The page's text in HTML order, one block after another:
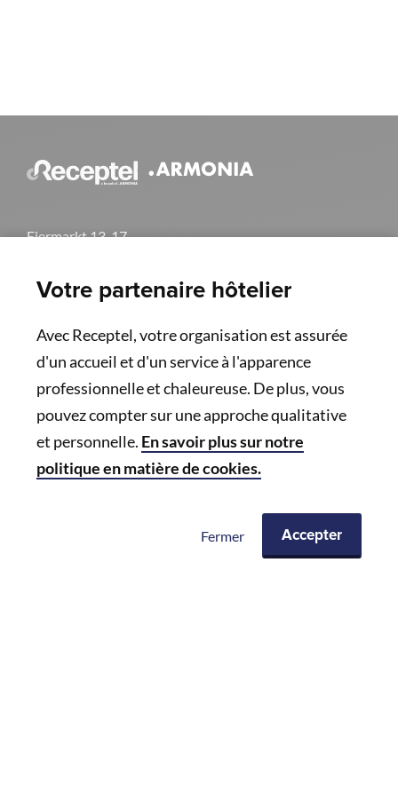
Eiermarkt 13-17
+32 (0)3 369 6280
info@receptel.be
Service d'assistance
Beveiligingsdiensten
Business support
Concierge en Lifestyle Services
Votre partenaire hôtelier
Avec Receptel, votre organisation est assurée
d'un accueil et d'un service à l'apparence
professionnelle et chaleureuse. De plus, vous
pouvez compter sur une approche qualitative
et personnelle. En savoir plus sur notre
politique en matière de cookies.
Fermer Accepter